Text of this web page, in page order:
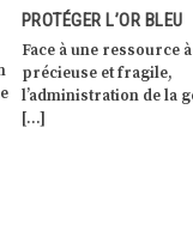
VARSOVIE, UNE
SOUTENUE PAR LES
EUROPÉENS
Varsovie, la capitale
est en train de faire sa